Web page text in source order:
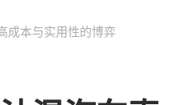
成本与实用性的博弈